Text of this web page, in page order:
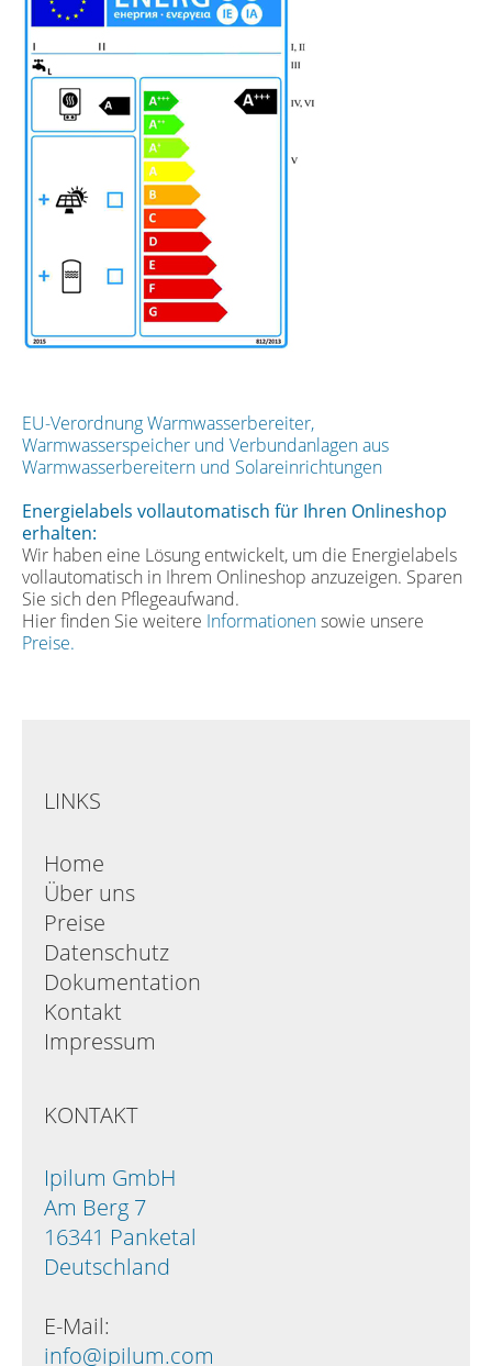
EU-Verordnung Warmwasserbereiter,
Warmwasserspeicher und Verbundanlagen aus
Warmwasserbereitern und Solareinrichtungen
Energielabels vollautomatisch für Ihren Onlineshop
erhalten:
Wir haben eine Lösung entwickelt, um die Energielabels
vollautomatisch in Ihrem Onlineshop anzuzeigen. Sparen
Sie sich den Pflegeaufwand.
Hier finden Sie weitere Informationensowie unsere
Preise.
LINKS
Home
Über uns
Preise
Datenschutz
Dokumentation
Kontakt
Impressum
KONTAKT
Ipilum GmbH
Am Berg 7
16341 Panketal
Deutschland
E-Mail:
info@ipilum.com